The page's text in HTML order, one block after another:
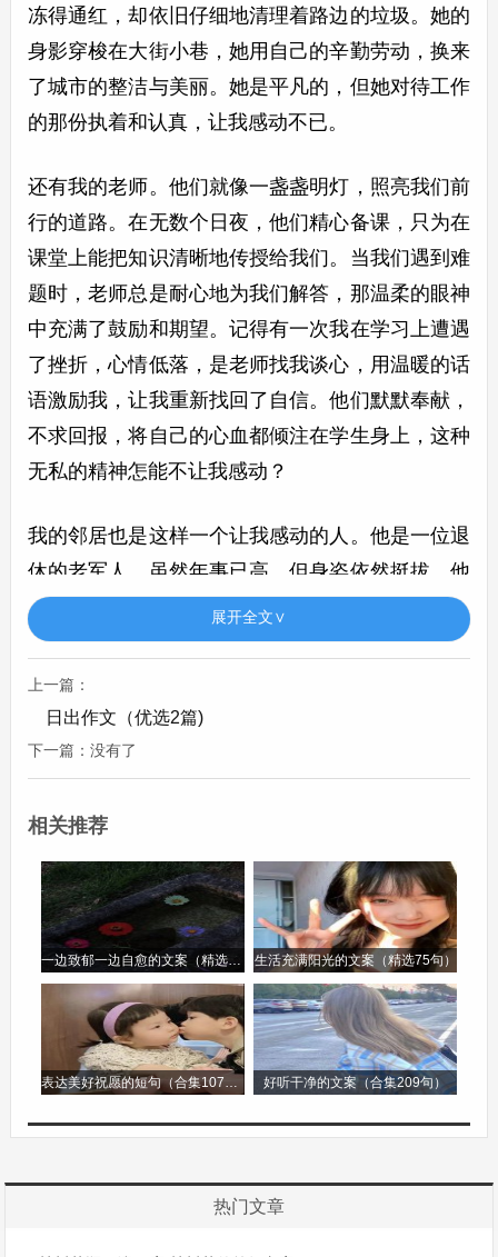
冻得通红，却依旧仔细地清理着路边的垃圾。她的
身影穿梭在大街小巷，她用自己的辛勤劳动，换来
了城市的整洁与美丽。她是平凡的，但她对待工作
的那份执着和认真，让我感动不已。
还有我的老师。他们就像一盏盏明灯，照亮我们前
行的道路。在无数个日夜，他们精心备课，只为在
课堂上能把知识清晰地传授给我们。当我们遇到难
题时，老师总是耐心地为我们解答，那温柔的眼神
中充满了鼓励和期望。记得有一次我在学习上遭遇
了挫折，心情低落，是老师找我谈心，用温暖的话
语激励我，让我重新找回了自信。他们默默奉献，
不求回报，将自己的心血都倾注在学生身上，这种
无私的精神怎能不让我感动？
我的邻居也是这样一个让我感动的人。他是一位退
休的老军人，虽然年事已高，但身姿依然挺拔。他
的脸上总是带着和蔼的笑容。在小区里，他总是主
动帮助那些有困难的人。谁家的东西坏了，他会带
着工具去帮忙修理；哪家的孩子没人照顾，他会热
心地去照看。他身上那股军人的正义感和乐于助人
的品质，如同一种无形的力量，感染着身边的每一
个人。他的行为虽然没有惊天动地，却如涓涓细
流，滋润着我们的心田。
这样的人，他们或许没有耀眼的光环，没有伟大的
壮举，但他们在平凡的生活中，用自己的行动诠释
着人性的美好。他们的坚持、奉献、善良和正直，
就像点点星光，汇聚成璀璨的星河，照亮了我的世
界，让我深深感动。
这样的人让我感动作文第2篇
这样的人让我感动作文
如同夜空中闪烁的繁星，各自散发着独特的光芒。
展开全文∨
上一篇：
日出作文（优选2篇)
下一篇：没有了
相关推荐
一边致郁一边自愈的文案（精选96句） 生活充满阳光的文案（精选75句）
表达美好祝愿的短句（合集107句） 好听干净的文案（合集209句）
热门文章